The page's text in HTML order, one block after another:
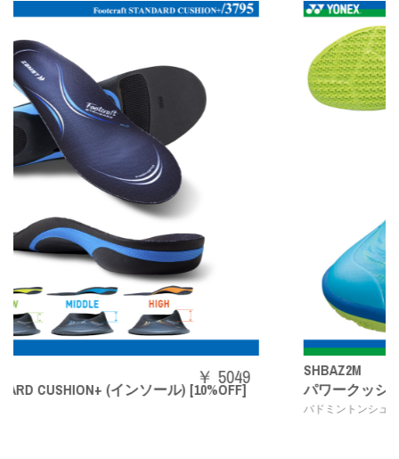
) [10%OFF]
パワークッションエアラスZメン